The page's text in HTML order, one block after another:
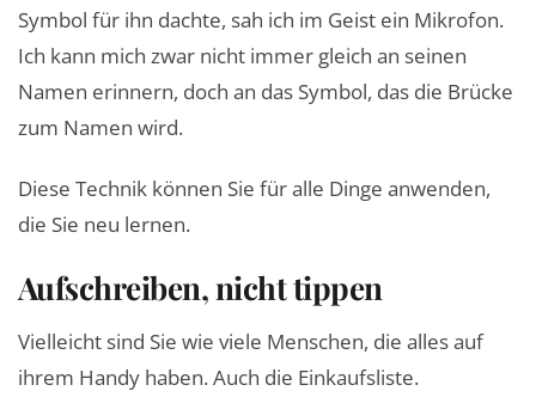
Symbol für ihn dachte, sah ich im Geist ein Mikrofon.
Ich kann mich zwar nicht immer gleich an seinen
Namen erinnern, doch an das Symbol, das die Brücke
zum Namen wird.
Diese Technik können Sie für alle Dinge anwenden,
die Sie neu lernen.
Aufschreiben, nicht tippen
Vielleicht sind Sie wie viele Menschen, die alles auf
ihrem Handy haben. Auch die Einkaufsliste.